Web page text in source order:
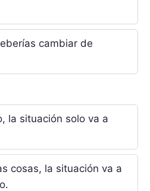
cambiar de
la situación solo va a
cosas, la situación va a